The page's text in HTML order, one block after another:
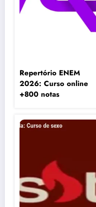
Repertório ENEM
2026: Curso online
+800 notas